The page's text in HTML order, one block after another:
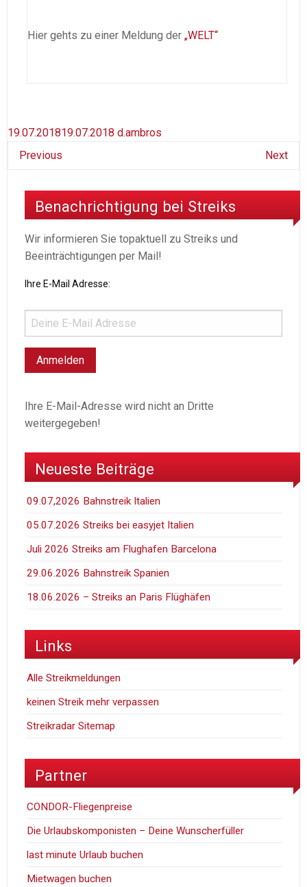
Hier gehts zu einer Meldung der „WELT“
19.07.201819.07.2018 d.ambros
Previous
Next
Benachrichtigung bei Streiks
Wir informieren Sie topaktuell zu Streiks und
Beeinträchtigungen per Mail!
Ihre E-Mail Adresse:
Ihre E-Mail-Adresse wird nicht an Dritte
weitergegeben!
Neueste Beiträge
09.07,2026 Bahnstreik Italien
05.07.2026 Streiks bei easyjet Italien
Juli 2026 Streiks am Flughafen Barcelona
29.06.2026 Bahnstreik Spanien
18.06.2026 – Streiks an Paris Flüghäfen
Links
Alle Streikmeldungen
keinen Streik mehr verpassen
Streikradar Sitemap
Partner
CONDOR-Fliegenpreise
Die Urlaubskomponisten – Deine Wunscherfüller
last minute Urlaub buchen
Mietwagen buchen